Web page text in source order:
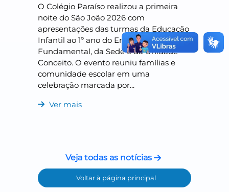
O Colégio Paraíso realizou a primeira
noite do São João 2026 com
apresentações das turmas da Educação
Infantil ao 1º ano do Ensino
Fundamental, da Sede e da Unidade
Conceito. O evento reuniu famílias e
comunidade escolar em uma
celebração marcada por...
Ver mais
Veja todas as notícias
Voltar à página principal